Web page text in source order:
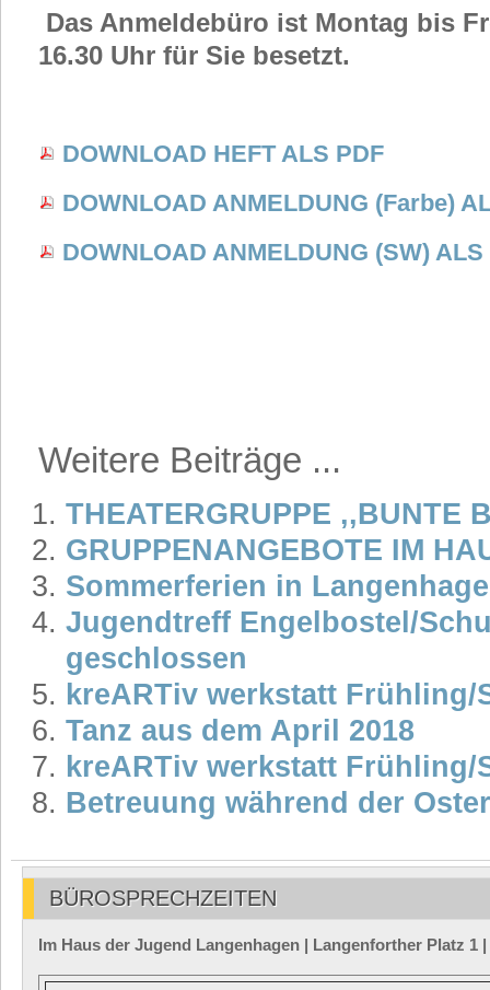
Das Anmeldebüro ist Montag bis
16.30 Uhr für Sie besetzt.
DOWNLOAD HEFT ALS PDF
DOWNLOAD ANMELDUNG (Farbe)
DOWNLOAD ANMELDUNG (SW) ALS
Weitere Beiträge ...
THEATERGRUPPE ,,BUNTE
GRUPPENANGEBOTE IM
Sommerferien in
Jugendtreff Engelbostel/
geschlossen
kreARTiv werkstatt Frühling/
Tanz aus dem April 2018
kreARTiv werkstatt Frühling/
Betreuung während der
BÜROSPRECHZEITEN
Im Haus der Jugend Langenhagen | Langenforther Platz 1